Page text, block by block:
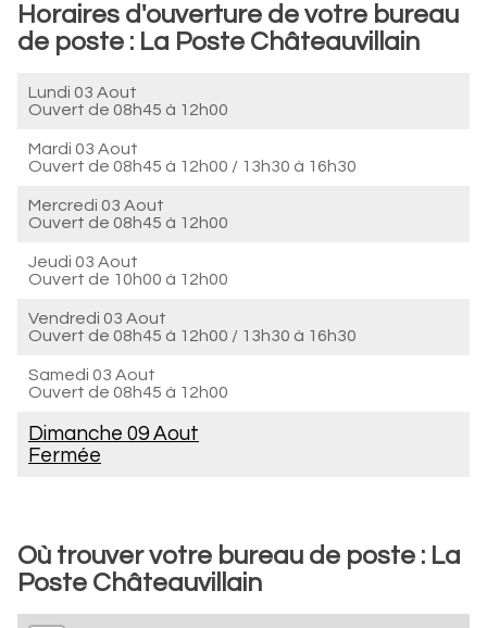
Horaires d'ouverture de votre bureau
de poste : La Poste Châteauvillain
Lundi 03 Aout
Ouvert de 08h45 à 12h00
Mardi 03 Aout
Ouvert de 08h45 à 12h00 / 13h30 à 16h30
Mercredi 03 Aout
Ouvert de 08h45 à 12h00
Jeudi 03 Aout
Ouvert de 10h00 à 12h00
Vendredi 03 Aout
Ouvert de 08h45 à 12h00 / 13h30 à 16h30
Samedi 03 Aout
Ouvert de 08h45 à 12h00
Dimanche 09 Aout
Fermée
Où trouver votre bureau de poste : La
Poste Châteauvillain